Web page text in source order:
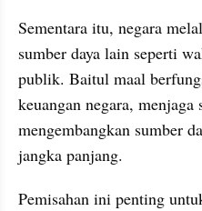
Sementara itu, negara
sumber daya lain seperti
publik. Baitul maal
keuangan negara, menjaga
mengembangkan sumber
jangka panjang.
Pemisahan ini penting